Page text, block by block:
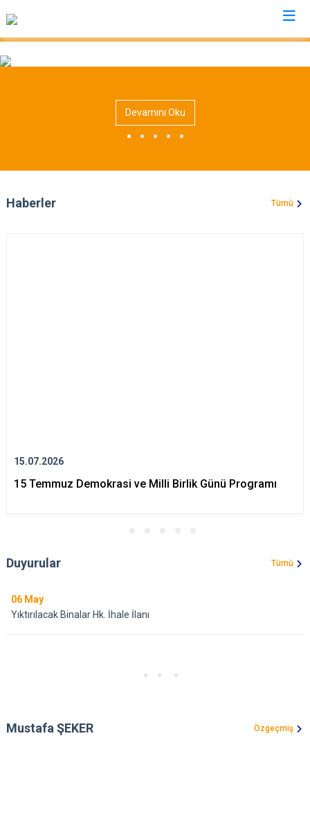
Kahramanmaraş
Ekinözü
Elbistan
Nurhak
Dulkadiroğlu
Devamını Oku
Haberler Tümü
15.07.2026
15 Temmuz Demokrasi ve Milli Birlik Günü Programı
Duyurular Tümü
06 May
Yıktırılacak Binalar Hk. İhale İlanı
Mustafa ŞEKER Özgeçmiş